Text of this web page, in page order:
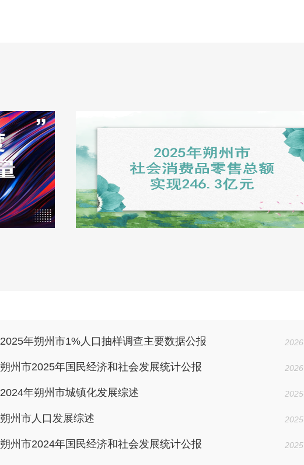
2025年朔州市1%人口抽样调查主要数据公报
朔州市2025年国民经济和社会发展统计公报
2024年朔州市城镇化发展综述
朔州市人口发展综述
朔州市2024年国民经济和社会发展统计公报